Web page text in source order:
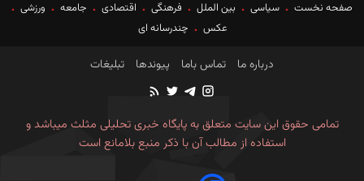
صفحه نخست سیاسی بین الملل فرهنگی اقتصادی جامعه
ورزشی
عکس
چندرسانه ای
درباره ما تماس باما پیوندها تبلیغات
تمامی حقوق این سایت متعلق به پایگاه خبری تحلیلی مثلث میباشد و
استفاده از مطالب آن با ذکر منبع بلامانع است